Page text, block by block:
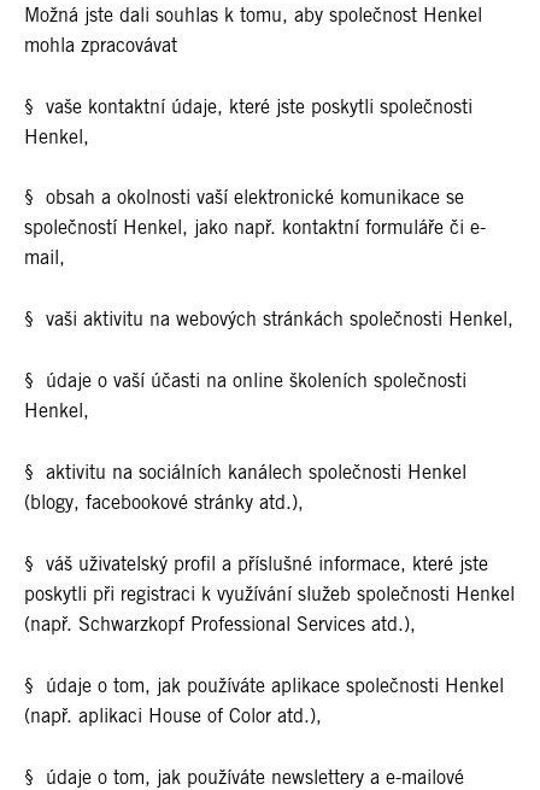
Možná jste dali souhlas k tomu, aby společnost Henkel
mohla zpracovávat
§ vaše kontaktní údaje, které jste poskytli společnosti
Henkel,
§ obsah a okolnosti vaší elektronické komunikace se
společností Henkel, jako např. kontaktní formuláře či e-
mail,
§ vaši aktivitu na webových stránkách společnosti Henkel,
§ údaje o vaší účasti na online školeních společnosti
Henkel,
§ aktivitu na sociálních kanálech společnosti Henkel
(blogy, facebookové stránky atd.),
§ váš uživatelský profil a příslušné informace, které jste
poskytli při registraci k využívání služeb společnosti Henkel
(např. Schwarzkopf Professional Services atd.),
§ údaje o tom, jak používáte aplikace společnosti Henkel
(např. aplikaci House of Color atd.),
§ údaje o tom, jak používáte newslettery a e-mailové